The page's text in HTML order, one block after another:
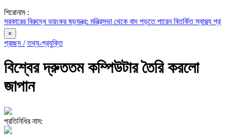
শিরোনাম :
বিরুদ্ধে ভয়ংকর ষড়যন্ত্র: মন্ত্রিসভা থেকে বাদ পড়তে পারেন বিতর্কিত স্বাস্থ্য
×
প্রচ্ছদ / তথ্য-প্রযুক্তি
বিশ্বের দ্রুততম কম্পিউটার তৈরি করলো
জাপান
প্রতিনিধির নাম: